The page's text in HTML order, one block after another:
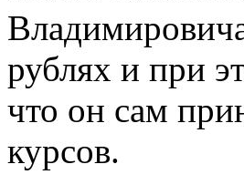
рублях и при
что он сам
курсов.